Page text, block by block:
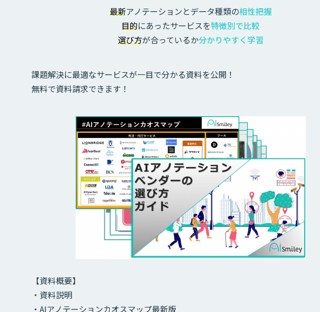
最新アノテーションとデータ種類の相性把握
目的にあったサービスを特徴別で比較
選び方が合っているか分かりやすく学習
課題解決に最適なサービスが一目で分かる資料を公開！
無料で資料請求できます！
【資料概要】
・資料説明
・AIアノテーションカオスマップ最新版